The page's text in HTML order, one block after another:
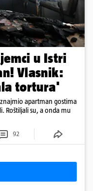
u Istri
Vlasnik:
tortura'
apartman gostima
Roštiljali su, a onda mu
92